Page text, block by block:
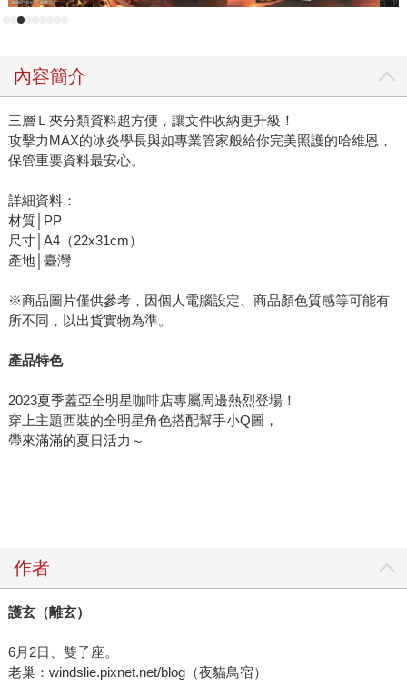
內容簡介
三層Ｌ夾分類資料超方便，讓文件收納更升級！
攻擊力MAX的冰炎學長與如專業管家般給你完美照護的哈維恩，
保管重要資料最安心。
詳細資料：
材質│PP
尺寸│A4（22x31cm）
產地│臺灣
※商品圖片僅供參考，因個人電腦設定、商品顏色質感等可能有
所不同，以出貨實物為準。
產品特色
2023夏季蓋亞全明星咖啡店專屬周邊熱烈登場！
穿上主題西裝的全明星角色搭配幫手小Q圖，
帶來滿滿的夏日活力～
作者
護玄（離玄）
6月2日、雙子座。
老巢：windslie.pixnet.net/blog（夜貓鳥宿）